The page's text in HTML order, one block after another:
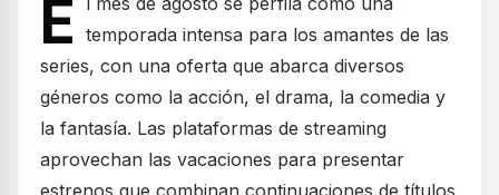
E temporada intensa para los amantes de las
series, con una oferta que abarca diversos
géneros como la acción, el drama, la comedia y
la fantasía. Las plataformas de streaming
aprovechan las vacaciones para presentar
estrenos que combinan continuaciones de títulos